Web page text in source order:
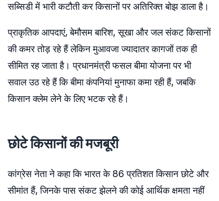
सब्सिडी में भारी कटौती कर किसानों पर अतिरिक्त बोझ डाला है।
प्राकृतिक आपदाएं, बेमौसम बारिश, सूखा और जल संकट किसानों
की कमर तोड़ रहे हैं लेकिन मुआवजा ज्यादातर कागजों तक ही
सीमित रह जाता है। प्रधानमंत्री फसल बीमा योजना पर भी
सवाल उठ रहे हैं कि बीमा कंपनियां मुनाफा कमा रही हैं, जबकि
किसान क्लेम लेने के लिए भटक रहे हैं।
छोटे किसानों की मजबूरी
कांग्रेस नेता ने कहा कि भारत के 86 प्रतिशत किसान छोटे और
सीमांत हैं, जिनके पास संकट झेलने की कोई आर्थिक क्षमता नहीं